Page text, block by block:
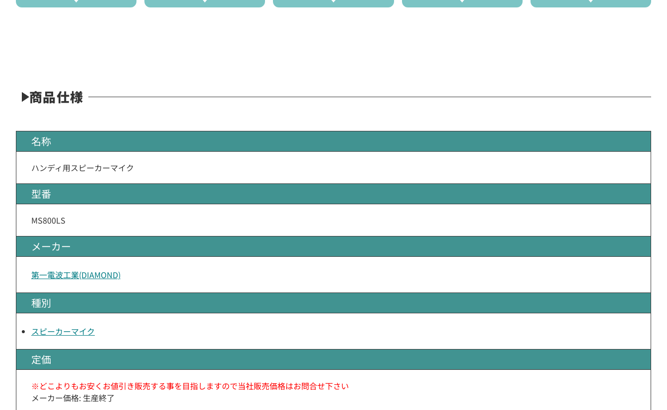
商品仕様
名称
ハンディ用スピーカーマイク
型番
MS800LS
メーカー
第一電波工業(DIAMOND)
種別
スピーカーマイク
定価
※どこよりもお安くお値引き販売する事を目指しますので当社販売価格はお問合せ下さい
メーカー価格: 生産終了